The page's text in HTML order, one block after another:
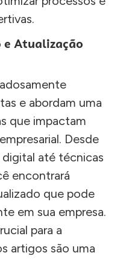
Atualização
e abordam uma
que impactam
Desde
até técnicas
encontrará
que pode
em sua empresa.
para a
artigos são uma